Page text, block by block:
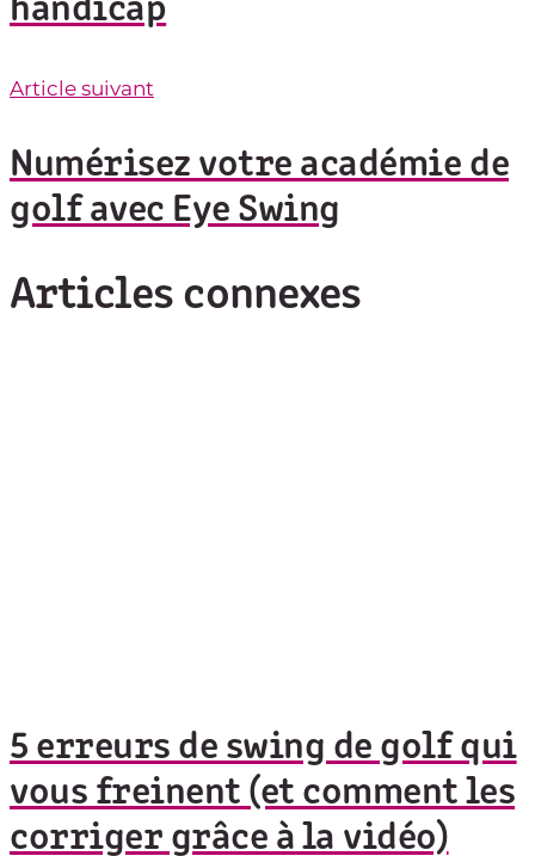
handicap
Article suivant
Numérisez votre académie de
golf avec Eye Swing
Articles connexes
5 erreurs de swing de golf qui
vous freinent (et comment les
corriger grâce à la vidéo)